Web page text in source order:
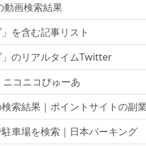
動画検索結果
を含む記事リスト
」のリアルタイムTwitter
コニコびゅーあ
索結果｜ポイントサイトの副
車場を検索｜日本パーキング